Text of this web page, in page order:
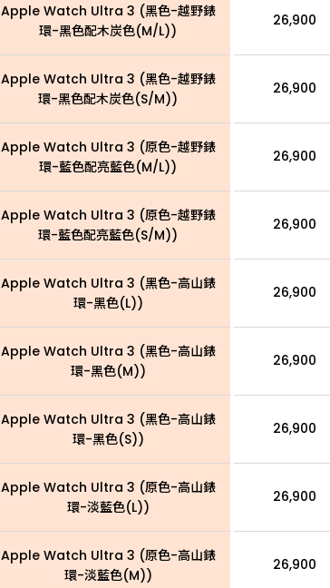
Apple Watch Ultra 3 (黑色-越野錶
環-黑色配木炭色(M/L))
26,900
Apple Watch Ultra 3 (黑色-越野錶
環-黑色配木炭色(S/M))
26,900
Apple Watch Ultra 3 (原色-越野錶
環-藍色配亮藍色(M/L))
26,900
Apple Watch Ultra 3 (原色-越野錶
環-藍色配亮藍色(S/M))
26,900
Apple Watch Ultra 3 (黑色-高山錶
環-黑色(L))
26,900
Apple Watch Ultra 3 (黑色-高山錶
環-黑色(M))
26,900
Apple Watch Ultra 3 (黑色-高山錶
環-黑色(S))
26,900
Apple Watch Ultra 3 (原色-高山錶
環-淡藍色(L))
26,900
Apple Watch Ultra 3 (原色-高山錶
環-淡藍色(M))
26,900